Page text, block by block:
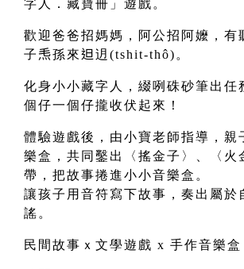
字人．藏寶冊」遊戲。
歡迎爸爸招媽媽，阿公招阿嬤，有
子𤆬孫來𨑨迌(tshit-thô)。
化身小小藏字人，綴咧硃砂筆出任
個仔一個仔攏收伏起來！
體驗遊戲後，由小寶老師指導，親
樂盒，共同鑿出〈搖金子〉、〈火
帶，把故事捲進小小音樂盒。
讓孩子用音符寫下故事，奏出屬於
謠。
民間故事ｘ文學遊戲 x 手作音樂盒